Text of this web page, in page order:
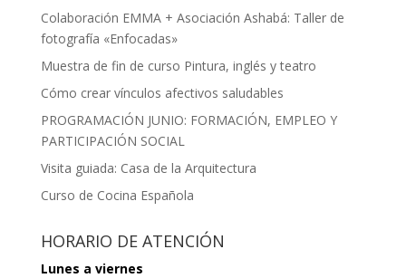
Colaboración EMMA + Asociación Ashabá: Taller de
fotografía «Enfocadas»
Muestra de fin de curso Pintura, inglés y teatro
Cómo crear vínculos afectivos saludables
PROGRAMACIÓN JUNIO: FORMACIÓN, EMPLEO Y
PARTICIPACIÓN SOCIAL
Visita guiada: Casa de la Arquitectura
Curso de Cocina Española
HORARIO DE ATENCIÓN
Lunes a viernes